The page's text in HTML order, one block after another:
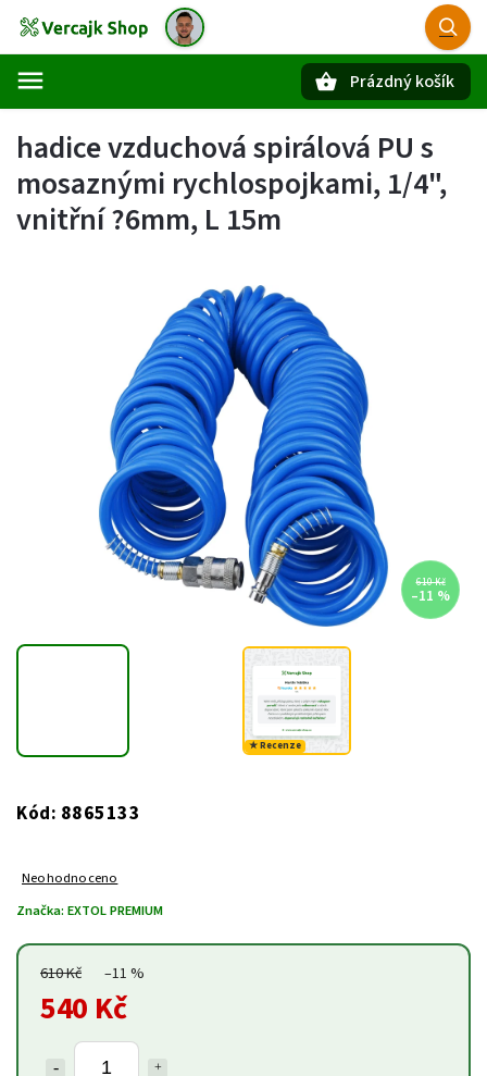
Prázdný košík
hadice vzduchová spirálová PU s
mosaznými rychlospojkami, 1/4",
vnitřní ?6mm, L 15m
610 Kč
–11 %
★ Recenze
Kód: 8865133
Neohodnoceno
Značka: EXTOL PREMIUM
610 Kč –11 %
540 Kč